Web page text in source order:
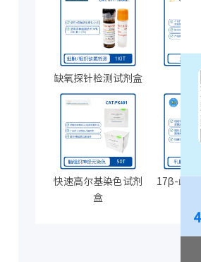
缺氧探针检测试剂盒 人
快速高尔基染色试剂
盒
17β-雌二